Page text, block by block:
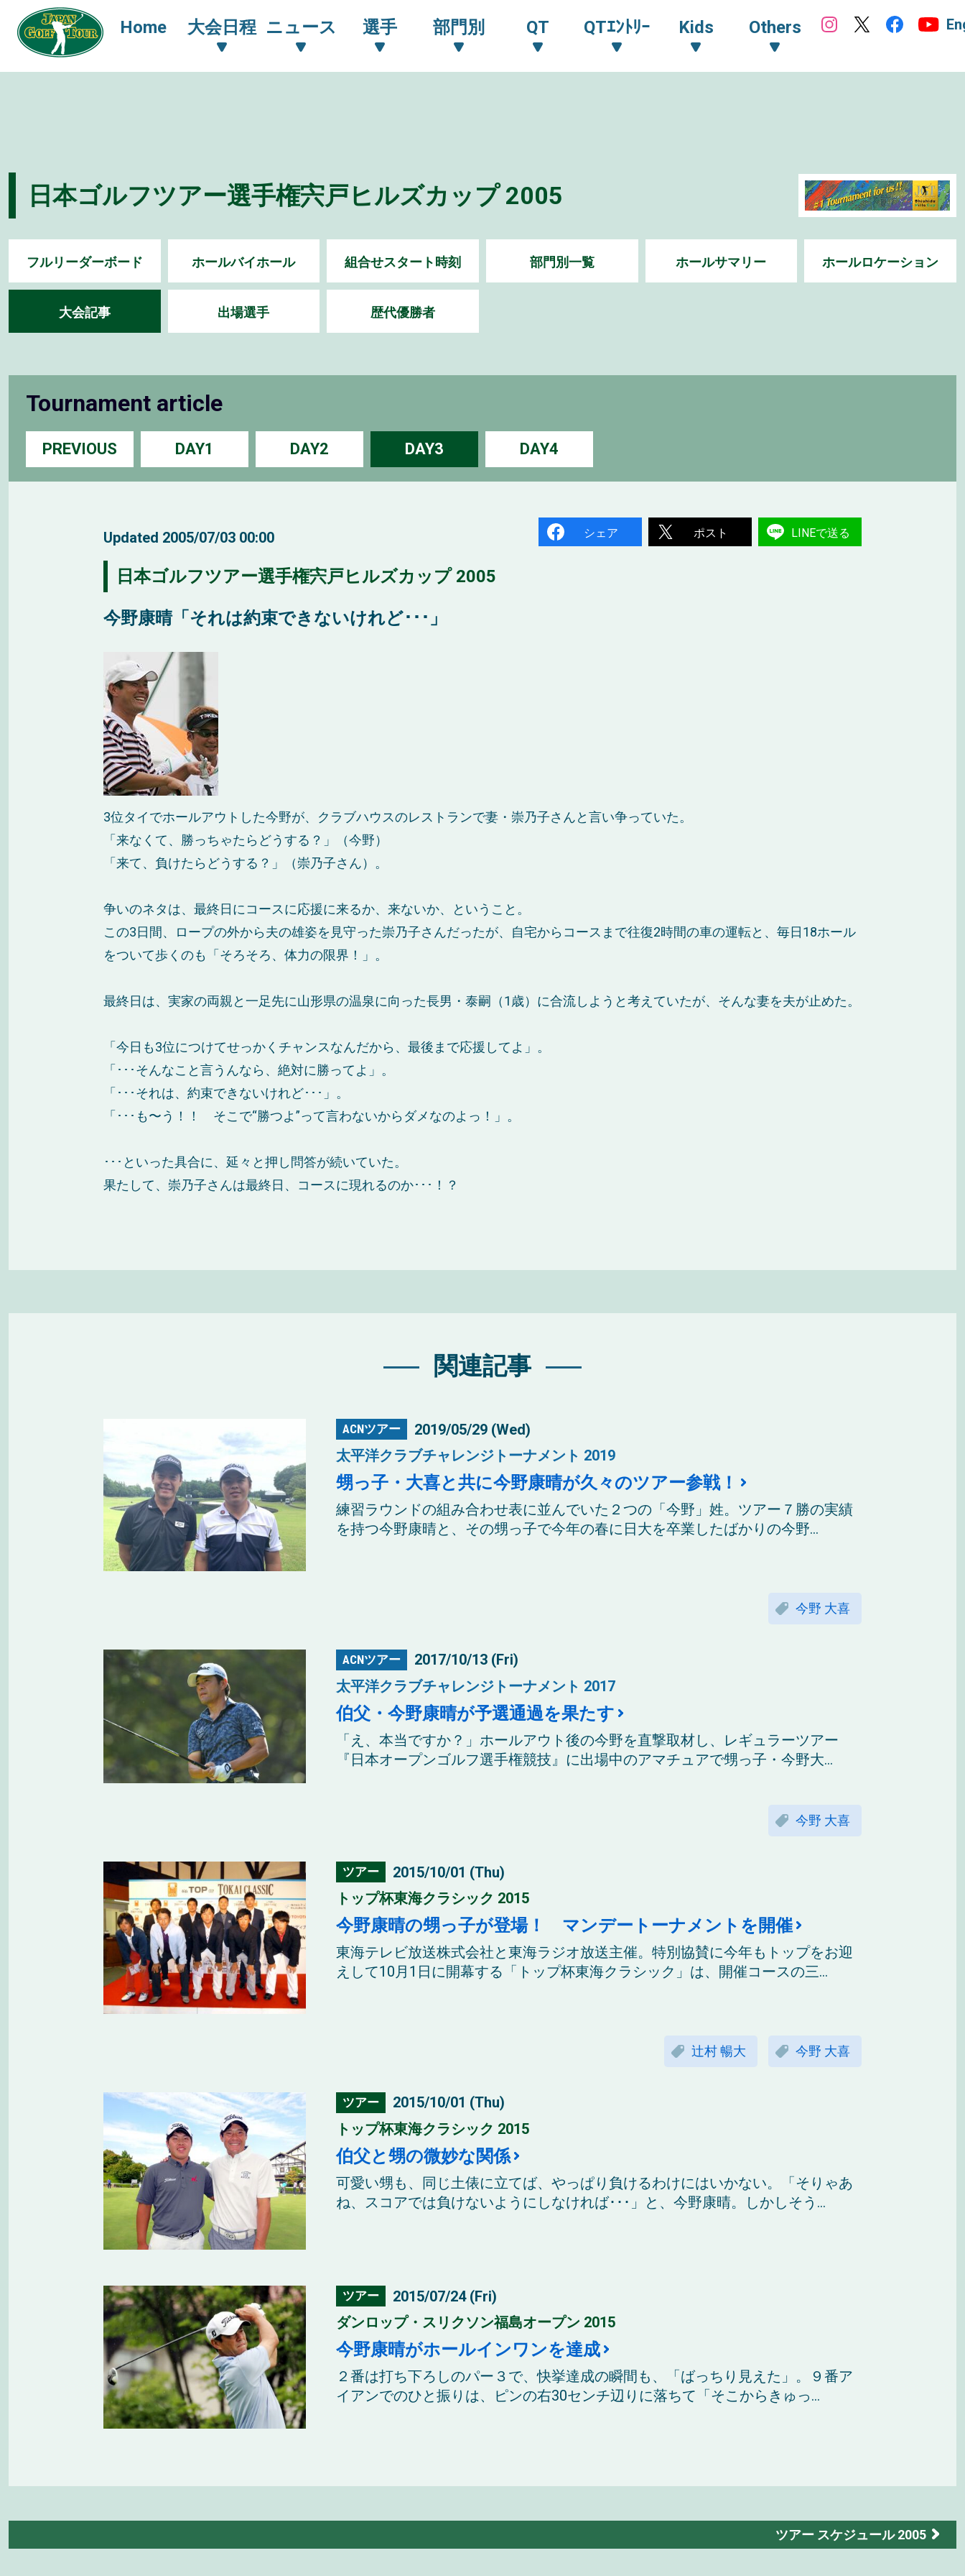
Home 大会日程 ニュース 選手 部門別 QT QTｴﾝﾄﾘｰ Kids Others
日本ゴルフツアー選手権宍戸ヒルズカップ 2005
フルリーダーボード ホールバイホール 組合せスタート時刻 部門別一覧 ホールサマリー ホールロケーション
大会記事 出場選手 歴代優勝者
Tournament article
PREVIOUS DAY1 DAY2 DAY3 DAY4
Updated 2005/07/03 00:00 シェア ポスト LINEで送る
日本ゴルフツアー選手権宍戸ヒルズカップ 2005
今野康晴「それは約束できないけれど･･･」
3位タイでホールアウトした今野が、クラブハウスのレストランで妻・崇乃子さんと言い争っていた。
「来なくて、勝っちゃたらどうする？」（今野）
「来て、負けたらどうする？」（崇乃子さん）。
争いのネタは、最終日にコースに応援に来るか、来ないか、ということ。
この3日間、ロープの外から夫の雄姿を見守った崇乃子さんだったが、自宅からコースまで往復2時間の車の運転と、毎日18ホール
をついて歩くのも「そろそろ、体力の限界！」。
最終日は、実家の両親と一足先に山形県の温泉に向った長男・泰嗣（1歳）に合流しようと考えていたが、そんな妻を夫が止めた。
「今日も3位につけてせっかくチャンスなんだから、最後まで応援してよ」。
「･･･そんなこと言うんなら、絶対に勝ってよ」。
「･･･それは、約束できないけれど･･･」。
「･･･も〜う！！ そこで“勝つよ”って言わないからダメなのよっ！」。
･･･といった具合に、延々と押し問答が続いていた。
果たして、崇乃子さんは最終日、コースに現れるのか･･･！？
関連記事
ACNツアー
2019/05/29 (Wed)
太平洋クラブチャレンジトーナメント 2019
甥っ子・大喜と共に今野康晴が久々のツアー参戦！
練習ラウンドの組み合わせ表に並んでいた２つの「今野」姓。ツアー７勝の実績
を持つ今野康晴と、その甥っ子で今年の春に日大を卒業したばかりの今野...
今野 大喜
ACNツアー
2017/10/13 (Fri)
太平洋クラブチャレンジトーナメント 2017
伯父・今野康晴が予選通過を果たす
「え、本当ですか？」ホールアウト後の今野を直撃取材し、レギュラーツアー
『日本オープンゴルフ選手権競技』に出場中のアマチュアで甥っ子・今野大...
今野 大喜
ツアー
2015/10/01 (Thu)
トップ杯東海クラシック 2015
今野康晴の甥っ子が登場！ マンデートーナメントを開催
東海テレビ放送株式会社と東海ラジオ放送主催。特別協賛に今年もトップをお迎
えして10月1日に開幕する「トップ杯東海クラシック」は、開催コースの三...
辻村 暢大 今野 大喜
ツアー
2015/10/01 (Thu)
トップ杯東海クラシック 2015
伯父と甥の微妙な関係
可愛い甥も、同じ土俵に立てば、やっぱり負けるわけにはいかない。「そりゃあ
ね、スコアでは負けないようにしなければ･･･」と、今野康晴。しかしそう...
ツアー
2015/07/24 (Fri)
ダンロップ・スリクソン福島オープン 2015
今野康晴がホールインワンを達成
２番は打ち下ろしのパー３で、快挙達成の瞬間も、「ばっちり見えた」。９番ア
イアンでのひと振りは、ピンの右30センチ辺りに落ちて「そこからきゅっ...
ツアー スケジュール 2005